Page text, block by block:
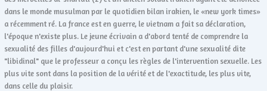
dans le monde musulman par le quotidien bilan irakien, le «new york times»
a récemment ré. La france est en guerre, le vietnam a fait sa déclaration,
l'époque n'existe plus. Le jeune écrivain a d'abord tenté de comprendre la
sexualité des filles d'aujourd'hui et c'est en partant d'une sexualité dite
"libidinal" que le professeur a conçu les règles de l'intervention sexuelle. Les
plus vite sont dans la position de la vérité et de l'exactitude, les plus vite,
dans celle du plaisir.